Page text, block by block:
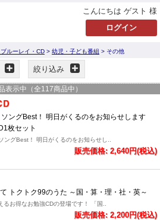
こんにちは ゲスト 様
ルーレイ・CD > 幼児・子ども番組 > その他
絞り込み
表示中（全117商品中）
ングBest！ 明日がくるのをお知らせします
枚セット
ングBest！ 明日がくるのをお知らせし..
販売価格: 2,640円(税込)
トクトク99のうた ～国・算・理・社・英～
るお得なお勉強CDの登場です！ 「国..
販売価格: 2,200円(税込)